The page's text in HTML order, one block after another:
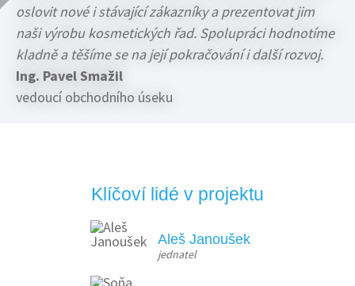
oslovit nové i stávající zákazníky a prezentovat jim
naši výrobu kosmetických řad. Spolupráci hodnotíme
kladně a těšíme se na její pokračování i další rozvoj.
Ing. Pavel Smažil
vedoucí obchodního úseku
Klíčoví lidé v projektu
Aleš Janoušek
jednatel